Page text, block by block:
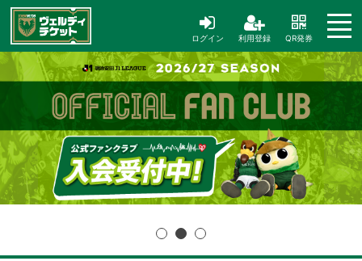
ログイン 利用登録 QR発券